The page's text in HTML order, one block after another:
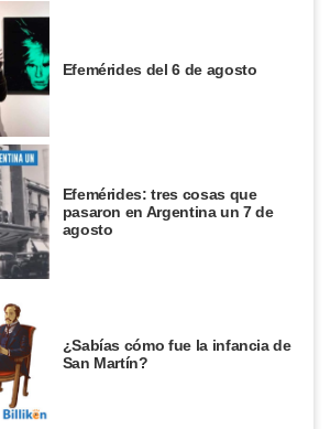
Efemérides del 6 de agosto
Efemérides: tres cosas que
pasaron en Argentina un 7 de
agosto
¿Sabías cómo fue la infancia de
San Martín?